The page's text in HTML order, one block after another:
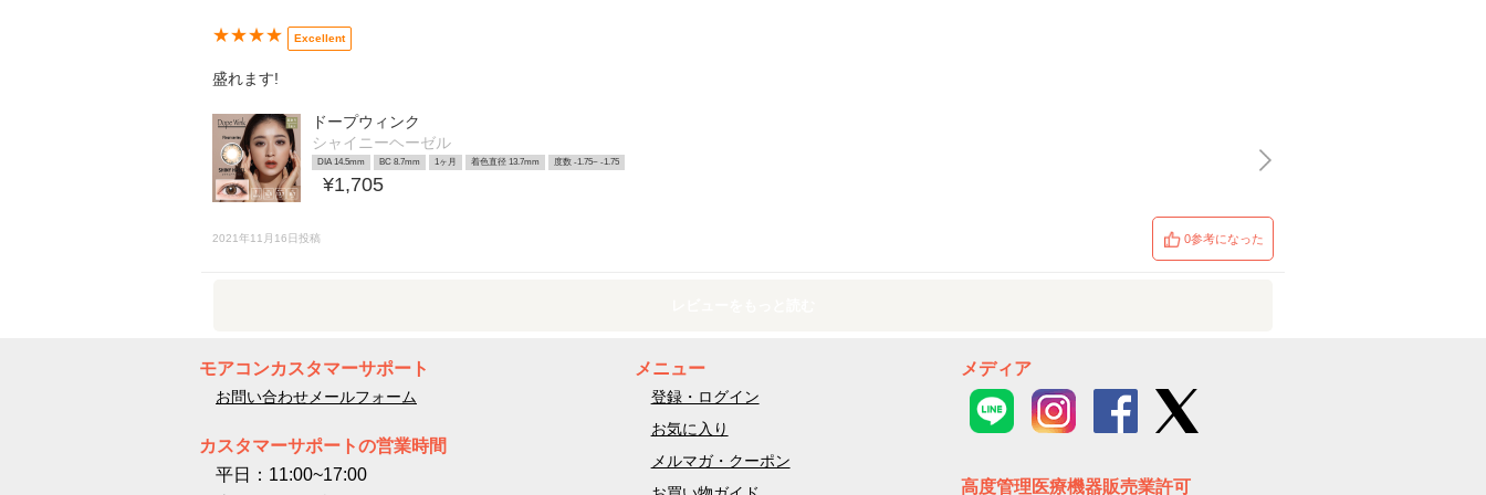
★★★★ Excellent
盛れます!
ドープウィンク
シャイニーヘーゼル
DIA 14.5mm BC 8.7mm 1ヶ月 着色直径 13.7mm 度数 -1.75~ -1.75
¥1,705
2021年11月16日投稿 0参考になった
モアコンカスタマーサポート
お問い合わせメールフォーム
カスタマーサポートの営業時間
平日：11:00~17:00
メニュー
登録・ログイン
お気に入り
メルマガ・クーポン
メディア
高度管理医療機器販売業許可